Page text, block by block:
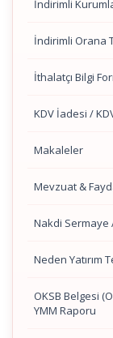
İndirimli
İndirimli Orana
İthalatçı Bilgi
KDV İadesi /
Makaleler
Mevzuat &
Nakdi Sermaye
Neden Yatırım
OKSB Belgesi
YMM Raporu